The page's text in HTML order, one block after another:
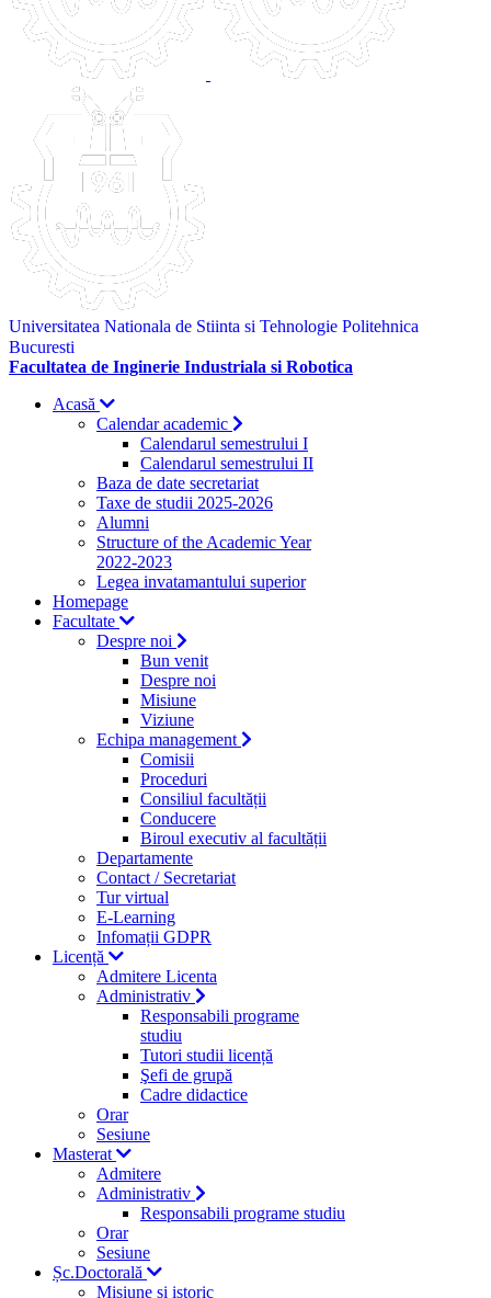
Universitatea Nationala de Stiinta si Tehnologie Politehnica
Bucuresti
Facultatea de Inginerie Industriala si Robotica
Acasă
Calendar academic
Calendarul semestrului I
Calendarul semestrului II
Baza de date secretariat
Taxe de studii 2025-2026
Alumni
Structure of the Academic Year
2022-2023
Legea invatamantului superior
Homepage
Facultate
Despre noi
Bun venit
Despre noi
Misiune
Viziune
Echipa management
Comisii
Proceduri
Consiliul facultății
Conducere
Biroul executiv al facultății
Departamente
Contact / Secretariat
Tur virtual
E-Learning
Infomații GDPR
Licență
Admitere Licenta
Administrativ
Responsabili programe
studiu
Tutori studii licență
Şefi de grupă
Cadre didactice
Orar
Sesiune
Masterat
Admitere
Administrativ
Responsabili programe studiu
Orar
Sesiune
Șc.Doctorală
Misiune si istoric